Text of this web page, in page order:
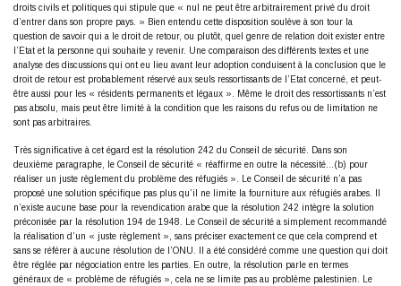
droits civils et politiques qui stipule que « nul ne peut être arbitrairement privé du droit
d’entrer dans son propre pays. » Bien entendu cette disposition soulève à son tour la
question de savoir qui a le droit de retour, ou plutôt, quel genre de relation doit exister entre
l’Etat et la personne qui souhaite y revenir. Une comparaison des différents textes et une
analyse des discussions qui ont eu lieu avant leur adoption conduisent à la conclusion que le
droit de retour est probablement réservé aux seuls ressortissants de l’Etat concerné, et peut-
être aussi pour les « résidents permanents et légaux ». Même le droit des ressortissants n’est
pas absolu, mais peut être limité à la condition que les raisons du refus ou de limitation ne
sont pas arbitraires.
Très significative à cet égard est la résolution 242 du Conseil de sécurité. Dans son
deuxième paragraphe, le Conseil de sécurité « réaffirme en outre la nécessité…(b) pour
réaliser un juste règlement du problème des réfugiés ». Le Conseil de sécurité n’a pas
proposé une solution spécifique pas plus qu’il ne limite la fourniture aux réfugiés arabes. Il
n’existe aucune base pour la revendication arabe que la résolution 242 intègre la solution
préconisée par la résolution 194 de 1948. Le Conseil de sécurité a simplement recommandé
la réalisation d’un « juste règlement », sans préciser exactement ce que cela comprend et
sans se référer à aucune résolution de l’ONU. Il a été considéré comme une question qui doit
être réglée par négociation entre les parties. En outre, la résolution parle en termes
généraux de « problème de réfugiés », cela ne se limite pas au problème palestinien. Le